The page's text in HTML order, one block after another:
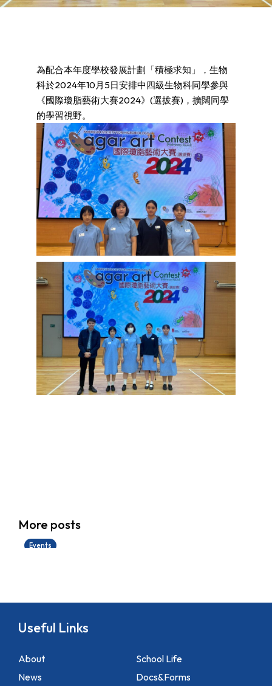
為配合本年度學校發展計劃「積極求知」，生物
科於2024年10月5日安排中四級生物科同學參與
《國際瓊脂藝術大賽2024》(選拔賽)，擴闊同學
的學習視野。
More posts
Events
28/06/2026
Useful Links
About
News
School Life
Docs&Forms